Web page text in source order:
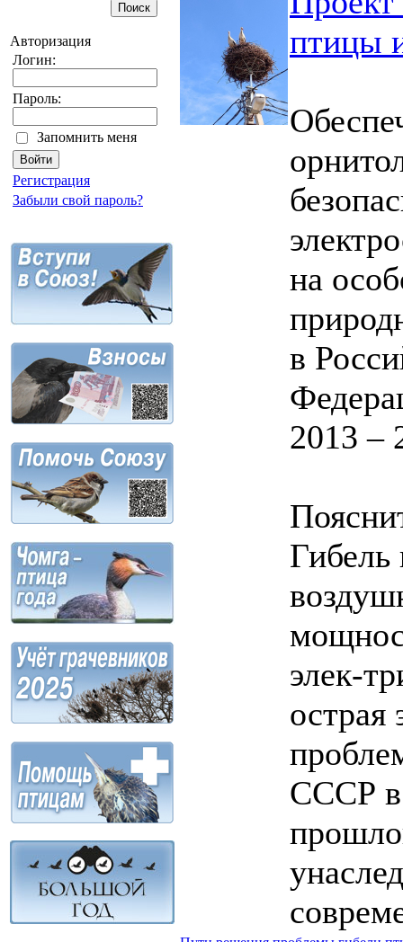
Авторизация
Логин:
Пароль:
Запомнить меня
Регистрация
Забыли свой пароль?
птицы
на
в
2013 –
Гибель
элек-
острая
СССР в